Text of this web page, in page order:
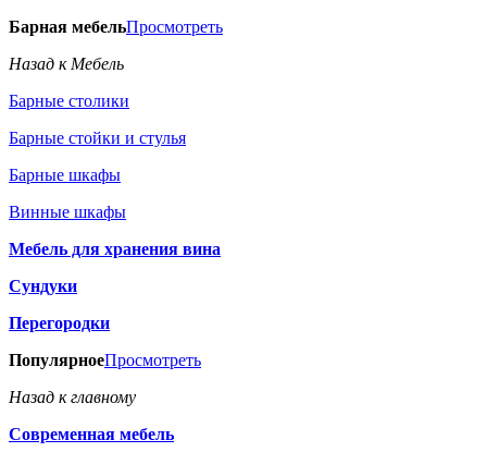
Барная мебельПросмотреть
Назад к Мебель
Барные столики
Барные стойки и стулья
Барные шкафы
Винные шкафы
Мебель для хранения вина
Сундуки
Перегородки
ПопулярноеПросмотреть
Назад к главному
Современная мебель